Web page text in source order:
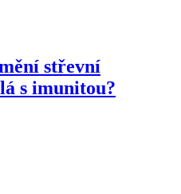
střevní
s imunitou?